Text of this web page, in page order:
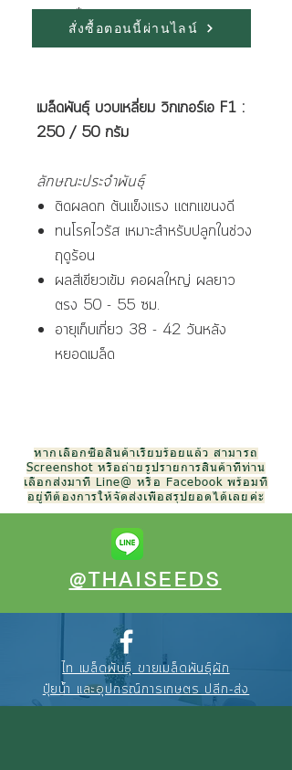
ขนาด*
เมล็ดพันธุ์ บวบเหลี่ยม วิกเกอร์เอ F1 :
250 / 50 กรัม
ลักษณะประจำพันธุ์
ติดผลดก ต้นแข็งแรง แตกแขนงดี
ทนโรคไวรัส เหมาะสำหรับปลูกในช่วง
ฤดูร้อน
ผลสีเขียวเข้ม คอผลใหญ่ ผลยาว
ตรง 50 - 55 ซม.
อายุเก็บเกี่ยว 38 - 42 วันหลัง
หยอดเมล็ด
สั่งซื้อตอนนี้ผ่านไลน์
หากเลือกซื้อสินค้าเรียบร้อยแล้ว สามารถ
Screenshot หรือถ่ายรูปรายการสินค้าที่ท่าน
เลือกส่งมาที่ Line@ หรือ Facebook พร้อมที่
อยู่ที่ต้องการให้จัดส่งเพื่อสรุปยอดได้เลยค่ะ
@THAISEEDS
ไท เมล็ดพันธุ์ ขายเมล็ดพันธุ์ผัก
ปุ๋ยน้ำ และอุปกรณ์การเกษตร ปลีก-ส่ง